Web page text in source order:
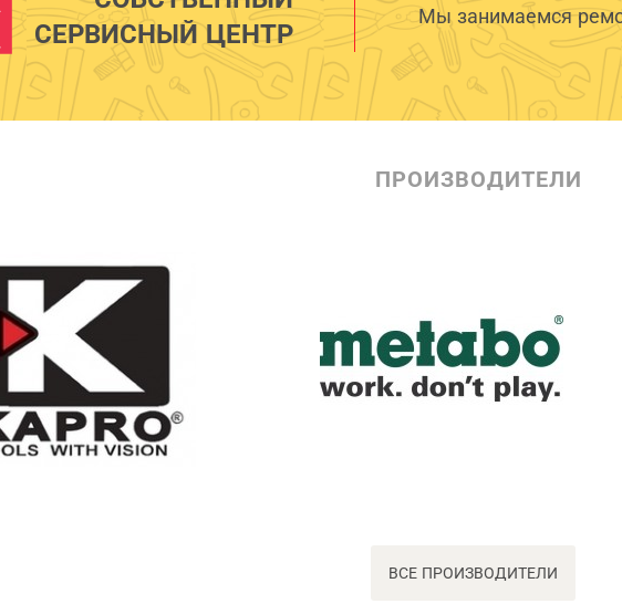
СЕРВИСНЫЙ ЦЕНТР
Мы занимаемся
ПРОИЗВОДИТЕЛИ
ВСЕ ПРОИЗВОДИТЕЛИ